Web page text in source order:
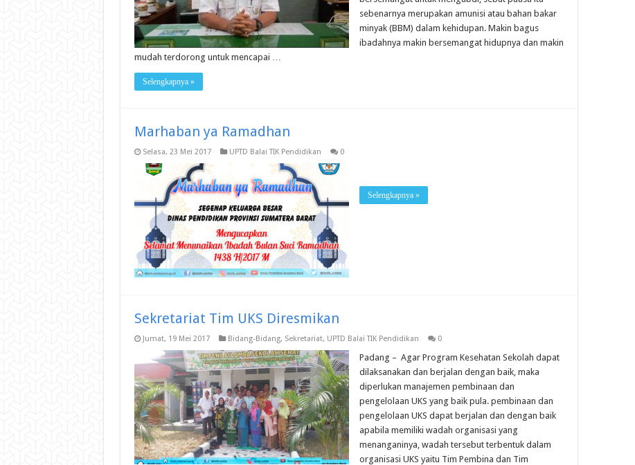
sebenarnya merupakan amunisi atau bahan bakar
minyak (BBM) dalam kehidupan. Makin bagus
ibadahnya makin bersemangat hidupnya dan makin
mudah terdorong untuk mencapai …
Selengkapnya »
Marhaban ya Ramadhan
Selasa, 23 Mei 2017 UPTD Balai TIK Pendidikan 0
Selengkapnya »
Sekretariat Tim UKS Diresmikan
Jumat, 19 Mei 2017 Bidang-Bidang, Sekretariat, UPTD Balai TIK Pendidikan 0
Padang – Agar Program Kesehatan Sekolah dapat
dilaksanakan dan berjalan dengan baik, maka
diperlukan manajemen pembinaan dan
pengelolaan UKS yang baik pula. pembinaan dan
pengelolaan UKS dapat berjalan dan dengan baik
apabila memiliki wadah organisasi yang
menanganinya, wadah tersebut terbentuk dalam
organisasi UKS yaitu Tim Pembina dan Tim